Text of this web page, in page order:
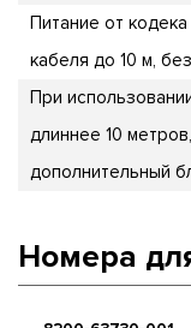
Питание от
кабеля до 10 м,
При
длиннее 10
дополнительный
Номера